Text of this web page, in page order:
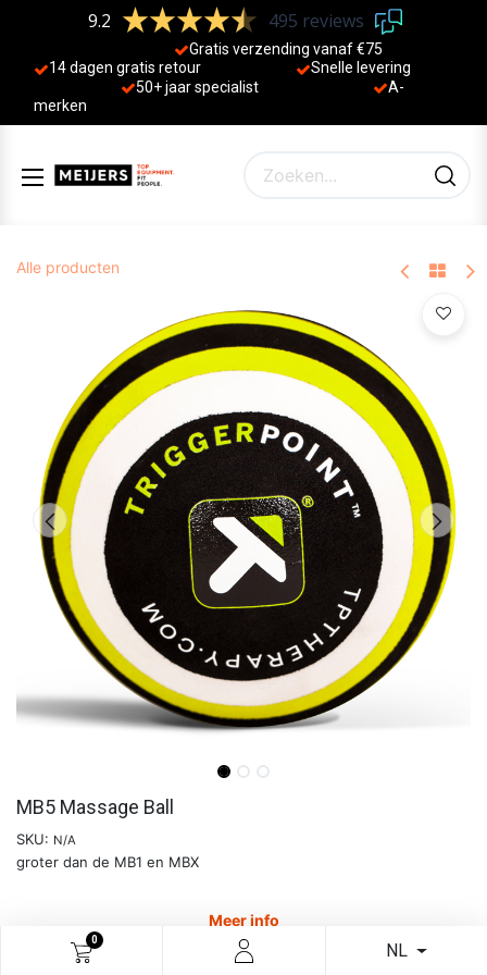
0
NL
9.2 495 reviews
Gratis verzending vanaf €75
14 dagen gratis retour
Sne lle levering
50+ jaar specialist
A-
merken
Alle producten
MB5 Massage Ball
SKU: N/A
groter dan de MB1 en MBX
Meer info
24,71